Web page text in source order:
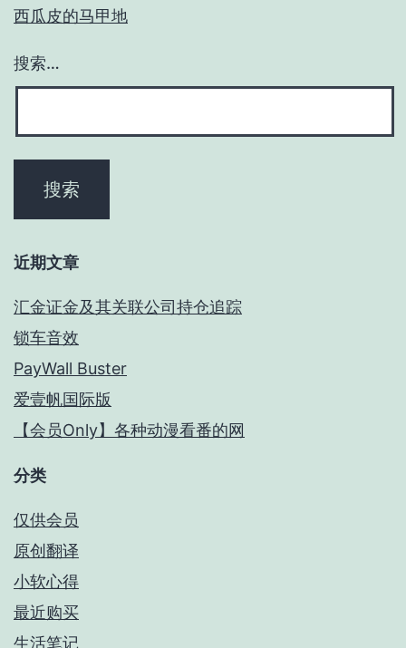
西瓜皮的马甲地
搜索…
近期文章
汇金证金及其关联公司持仓追踪
锁车音效
PayWall Buster
爱壹帆国际版
【会员Only】各种动漫看番的网
分类
仅供会员
原创翻译
小软心得
最近购买
生活笔记